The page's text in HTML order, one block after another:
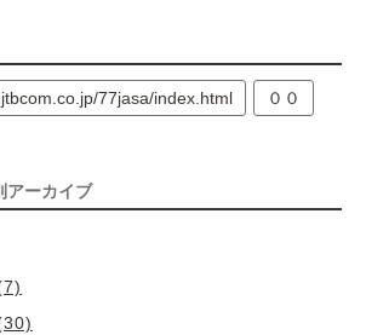
77jasa/index.html ００
アーカイブ